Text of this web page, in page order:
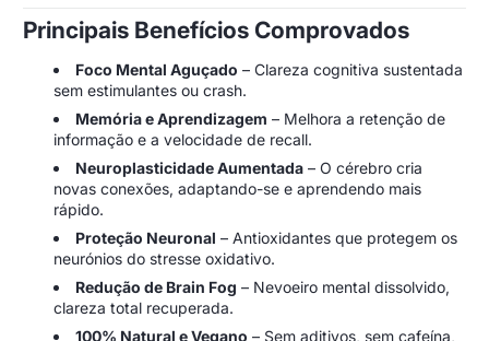
Principais Benefícios Comprovados
Foco Mental Aguçado – Clareza cognitiva sustentada
sem estimulantes ou crash.
Memória e Aprendizagem – Melhora a retenção de
informação e a velocidade de recall.
Neuroplasticidade Aumentada – O cérebro cria
novas conexões, adaptando-se e aprendendo mais
rápido.
Proteção Neuronal – Antioxidantes que protegem os
neurónios do stresse oxidativo.
Redução de Brain Fog – Nevoeiro mental dissolvido,
clareza total recuperada.
100% Natural e Vegano – Sem aditivos, sem cafeína,